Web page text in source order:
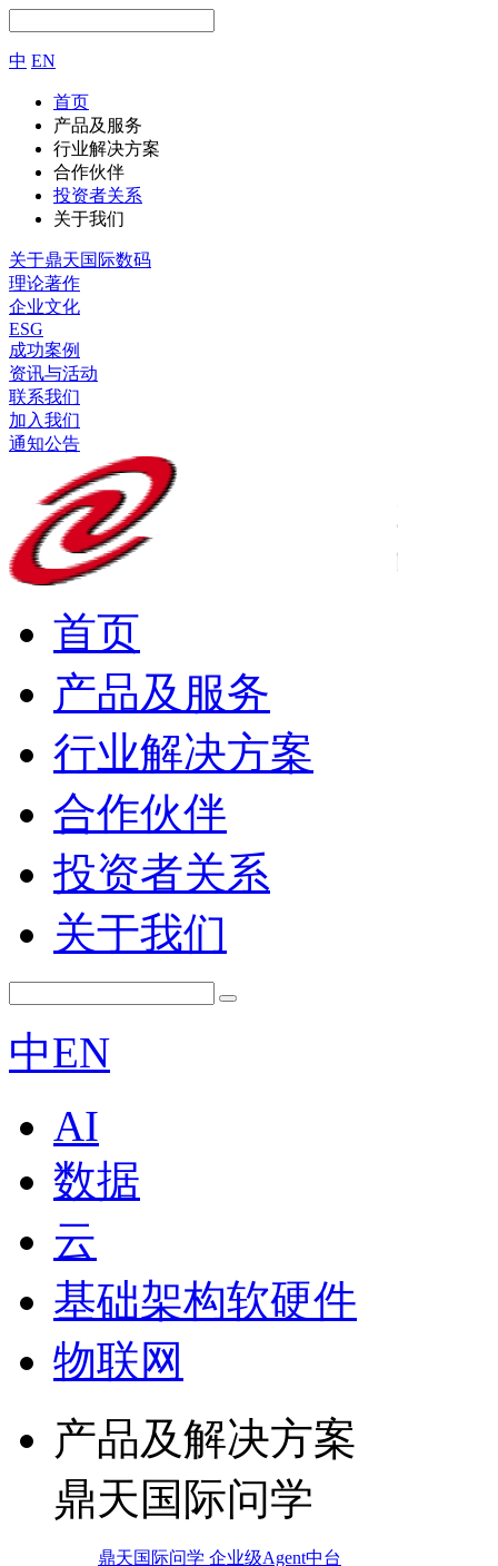
中 EN
首页
产品及服务
行业解决方案
合作伙伴
投资者关系
关于我们
关于鼎天国际数码
理论著作
企业文化
ESG
成功案例
资讯与活动
联系我们
加入我们
通知公告
首页
产品及服务
行业解决方案
合作伙伴
投资者关系
关于我们
中EN
AI
数据
云
基础架构软硬件
物联网
产品及解决方案
鼎天国际问学
鼎天国际问学 企业级Agent中台